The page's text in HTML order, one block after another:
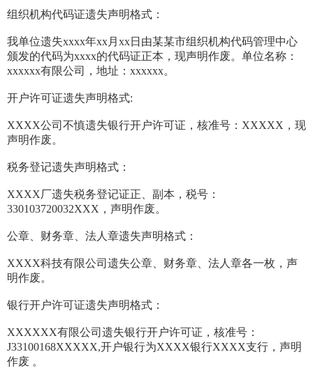
组织机构代码证遗失声明格式：
我单位遗失xxxx年xx月xx日由某某市组织机构代码管理中心
颁发的代码为xxxx的代码证正本，现声明作废。单位名称：
xxxxxx有限公司，地址：xxxxxx。
开户许可证遗失声明格式:
XXXX公司不慎遗失银行开户许可证，核准号：XXXXX，现
声明作废。
税务登记遗失声明格式：
XXXX厂遗失税务登记证正、副本，税号：
330103720032XXX，声明作废。
公章、财务章、法人章遗失声明格式：
XXXX科技有限公司遗失公章、财务章、法人章各一枚，声
明作废。
银行开户许可证遗失声明格式：
XXXXXX有限公司遗失银行开户许可证，核准号：
J33100168XXXXX,开户银行为XXXX银行XXXX支行，声明
作废 。